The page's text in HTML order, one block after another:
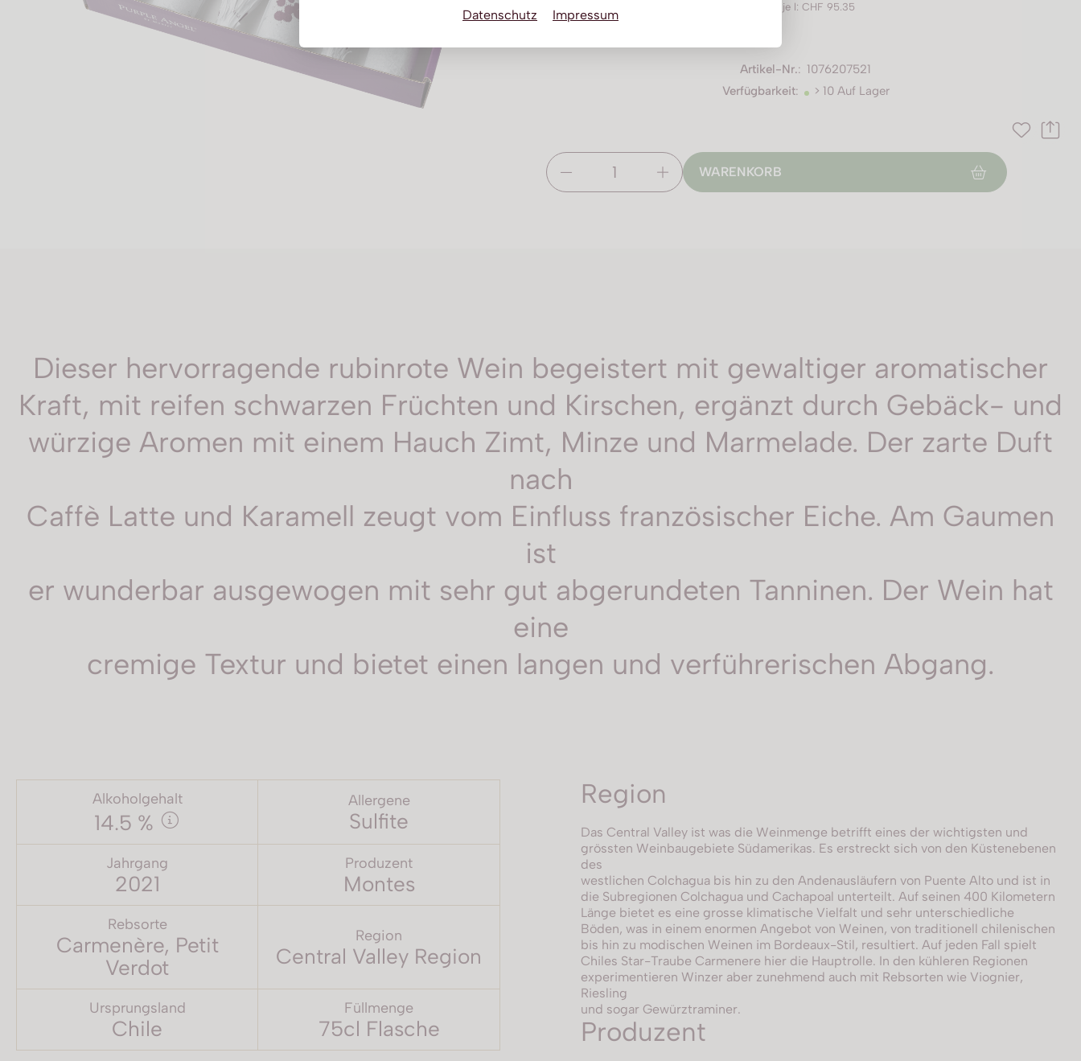
Datenschutz Impressum
Preis je l: CHF 95.35
Artikel-Nr.: 1076207521
Verfügbarkeit: > 10 Auf Lager
WARENKORB
Dieser hervorragende rubinrote Wein begeistert mit gewaltiger aromatischer
Kraft, mit reifen schwarzen Früchten und Kirschen, ergänzt durch Gebäck- und
würzige Aromen mit einem Hauch Zimt, Minze und Marmelade. Der zarte Duft
nach
Caffè Latte und Karamell zeugt vom Einfluss französischer Eiche. Am Gaumen
ist
er wunderbar ausgewogen mit sehr gut abgerundeten Tanninen. Der Wein hat
eine
cremige Textur und bietet einen langen und verführerischen Abgang.
Alkoholgehalt
14.5 %
Allergene
Sulfite
Jahrgang
2021
Produzent
Montes
Rebsorte
Carmenère, Petit
Verdot
Region
Central Valley Region
Ursprungsland
Chile
Füllmenge
75cl Flasche
Region
Das Central Valley ist was die Weinmenge betrifft eines der wichtigsten und
grössten Weinbaugebiete Südamerikas. Es erstreckt sich von den Küstenebenen
des
westlichen Colchagua bis hin zu den Andenausläufern von Puente Alto und ist in
die Subregionen Colchagua und Cachapoal unterteilt. Auf seinen 400 Kilometern
Länge bietet es eine grosse klimatische Vielfalt und sehr unterschiedliche
Böden, was in einem enormen Angebot von Weinen, von traditionell chilenischen
bis hin zu modischen Weinen im Bordeaux-Stil, resultiert. Auf jeden Fall spielt
Chiles Star-Traube Carmenere hier die Hauptrolle. In den kühleren Regionen
experimentieren Winzer aber zunehmend auch mit Rebsorten wie Viognier,
Riesling
und sogar Gewürztraminer.
Produzent